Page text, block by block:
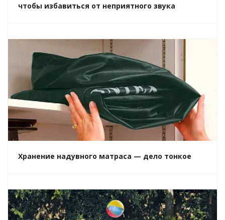
чтобы избавиться от неприятного звука
Хранение надувного матраса — дело тонкое